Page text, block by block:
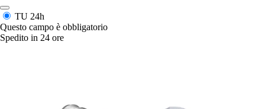
TU 24h
Questo campo è obbligatorio
Spedito in 24 ore